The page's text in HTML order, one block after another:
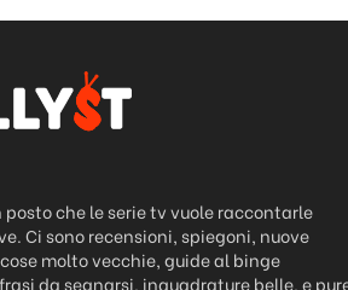
posto che le serie tv vuole raccontarle
Ci sono recensioni, spiegoni, nuove
molto vecchie, guide al binge
da segnarsi, inquadrature belle, e